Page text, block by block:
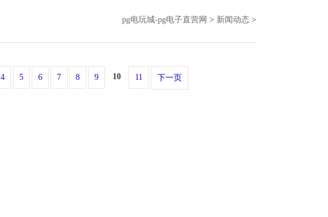
pg电玩城-pg电子直营网 > 新闻动态 >
4 5 6 7 8 9 10 11 下一页